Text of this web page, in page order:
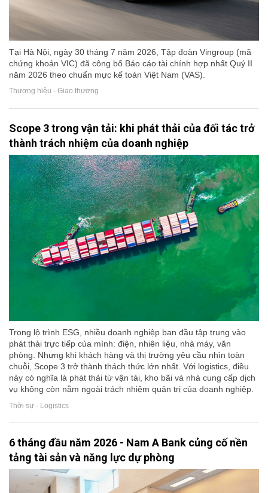
Tại Hà Nội, ngày 30 tháng 7 năm 2026, Tập đoàn Vingroup (mã
chứng khoán VIC) đã công bố Báo cáo tài chính hợp nhất Quý II
năm 2026 theo chuẩn mực kế toán Việt Nam (VAS).
Thương hiệu - Giao thương
Scope 3 trong vận tải: khi phát thải của đối tác trở
thành trách nhiệm của doanh nghiệp
Trong lộ trình ESG, nhiều doanh nghiệp ban đầu tập trung vào
phát thải trực tiếp của mình: điện, nhiên liệu, nhà máy, văn
phòng. Nhưng khi khách hàng và thị trường yêu cầu nhìn toàn
chuỗi, Scope 3 trở thành thách thức lớn nhất. Với logistics, điều
này có nghĩa là phát thải từ vận tải, kho bãi và nhà cung cấp dịch
vụ không còn nằm ngoài trách nhiệm quản trị của doanh nghiệp.
Thời sự - Logistics
6 tháng đầu năm 2026 - Nam A Bank củng cố nền
tảng tài sản và năng lực dự phòng